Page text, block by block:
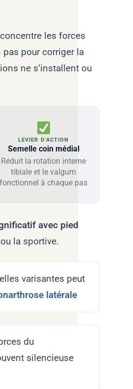
les forces
pour corriger la
ne s’installent ou
LEVIER D’ACTION
Semelle coin médial
Réduit la rotation interne
tibiale et le valgum
fonctionnel à chaque pas
avec pied
la sportive.
varisantes peut
latérale
du
silencieuse